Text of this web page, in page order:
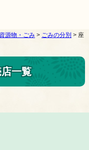
資源物・ごみ > ごみの分別 > 座
一覧